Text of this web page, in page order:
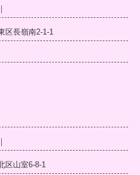
区長嶺南2-1-1
区山室6-8-1